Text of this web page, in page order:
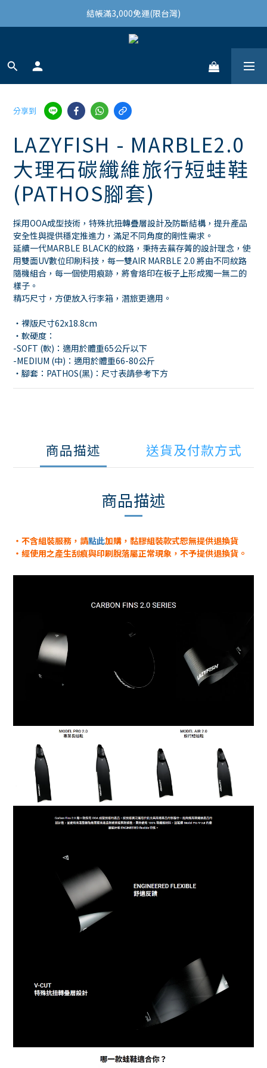
結帳滿3,000免運(限台灣)
結帳滿3,000免運(限台灣)
註冊會員領100購物金
分享到
LAZYFISH - MARBLE2.0
大理石碳纖維旅行短蛙鞋
(PATHOS腳套)
採用OOA成型技術，特殊抗扭轉疊層設計及防斷結構，提升產品
安全性與提供穩定推進力，滿足不同角度的剛性需求。
延續一代MARBLE BLACK的紋路，秉持去蕪存菁的設計理念，使
用雙面UV數位印刷科技，每一雙AIR MARBLE 2.0 將由不同紋路
隨機組合，每一個使用痕跡，將會烙印在板子上形成獨一無二的
樣子。
精巧尺寸，方便放入行李箱，潛旅更適用。
・裸版尺寸62x18.8cm
・軟硬度：
-SOFT (軟)：適用於體重65公斤以下
-MEDIUM (中)：適用於體重66-80公斤
・腳套：PATHOS(黑)：尺寸表請參考下方
商品描述 送貨及付款方式
商品描述
・不含組裝服務，請點此加購，黏膠組裝款式恕無提供退換貨
・經使用之產生刮痕與印刷脫落屬正常現象，不予提供退換貨。